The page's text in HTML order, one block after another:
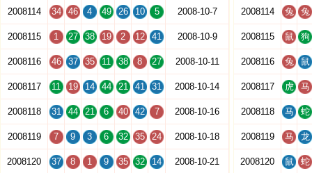
2008114 34 46 4 49 26 10 5 2008-10-7
2008115 1 27 38 19 2 12 41 2008-10-9
2008116 46 37 35 11 38 8 27 2008-10-11
2008117 11 19 14 44 21 41 31 2008-10-14
2008118 31 44 21 6 40 42 7 2008-10-16
2008119 7 9 3 6 32 35 24 2008-10-18
2008120 37 8 1 9 35 32 14 2008-10-21
2008114 兔 兔
2008115 鼠 狗
2008116 兔 鼠
2008117 虎 马
2008118 马 蛇
2008119 马 龙
2008120 鼠 蛇